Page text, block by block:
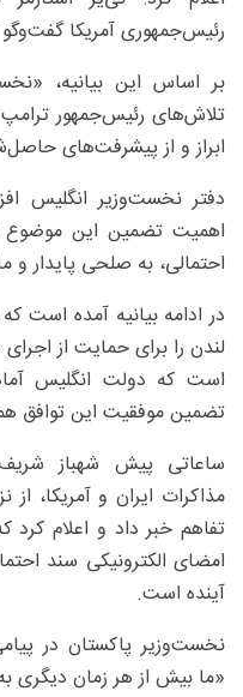
رئیس‌جمهوری آمریکا
بر اساس این بیانیه،
تلاش‌های رئیس‌جمهور ترامپ
ابراز و از پیشرفت‌های
دفتر نخست‌وزیر انگلیس
اهمیت تضمین این موضوع
احتمالی، به صلحی پایدار و
در ادامه بیانیه آمده است
لندن را برای حمایت از
است که دولت انگلیس
تضمین موفقیت این توافق
ساعاتی پیش شهباز
مذاکرات ایران و آمریکا،
تفاهم خبر داد و اعلام کرد
امضای الکترونیکی سند
آینده است.
نخست‌وزیر پاکستان در
«ما بیش از هر زمان دیگری